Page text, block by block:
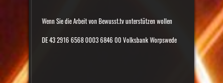
Wenn Sie die Arbeit von Bewusst.tv unterstützen wollen
DE 43 2916 6568 0003 6846 00 Volksbank Worpswede